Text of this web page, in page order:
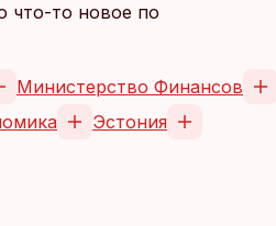
что-то новое по
Министерство Финансов
Эстония